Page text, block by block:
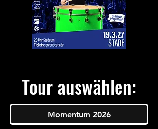
Tour auswählen:
Momentum 2026